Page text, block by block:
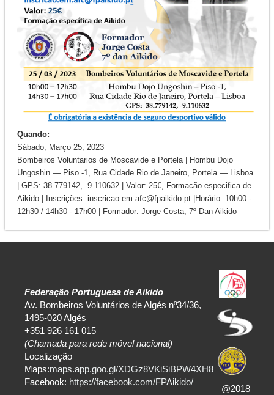
Quando:
Sábado, Março 25, 2023
Bombeiros Voluntarios de Moscavide e Portela | Hombu Dojo
Ungoshin — Piso -1, Rua Cidade Rio de Janeiro, Portela — Lisboa
| GPS: 38.779142, -9.110632 | Valor: 25€, Formacão especifica de
Aikido | Inscrições: inscricao.em.afc@fpaikido.pt |Horário: 10h00 -
12h30 / 14h30 - 17h00 | Formador: Jorge Costa, 7º Dan Aikido
Federação Portuguesa de Aikido
Av. Bombeiros Voluntários de Algés nº34/36,
1495-020 Algés
+351 926 161 015
(Chamada para rede móvel nacional)
Localização
Maps:maps.app.goo.gl/XDGz8VKiSiBPW4XH8
Facebook: https://facebook.com/FPAikido/
@2018